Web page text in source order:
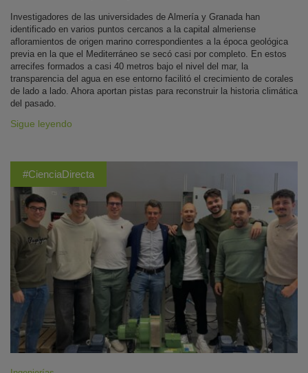
Investigadores de las universidades de Almería y Granada han
identificado en varios puntos cercanos a la capital almeriense
afloramientos de origen marino correspondientes a la época geológica
previa en la que el Mediterráneo se secó casi por completo. En estos
arrecifes formados a casi 40 metros bajo el nivel del mar, la
transparencia del agua en ese entorno facilitó el crecimiento de corales
de lado a lado. Ahora aportan pistas para reconstruir la historia climática
del pasado.
Sigue leyendo
#CienciaDirecta